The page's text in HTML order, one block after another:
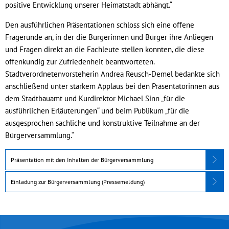
positive Entwicklung unserer Heimatstadt abhängt.“
Den ausführlichen Präsentationen schloss sich eine offene
Fragerunde an, in der die Bürgerinnen und Bürger ihre Anliegen
und Fragen direkt an die Fachleute stellen konnten, die diese
offenkundig zur Zufriedenheit beantworteten.
Stadtverordnetenvorsteherin Andrea Reusch-Demel bedankte sich
anschließend unter starkem Applaus bei den Präsentatorinnen aus
dem Stadtbauamt und Kurdirektor Michael Sinn „für die
ausführlichen Erläuterungen“ und beim Publikum „für die
ausgesprochen sachliche und konstruktive Teilnahme an der
Bürgerversammlung.“
Präsentation mit den Inhalten der Bürgerversammlung
Einladung zur Bürgerversammlung (Pressemeldung)